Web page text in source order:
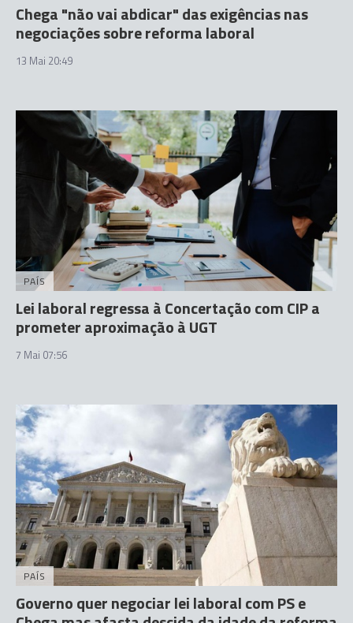
Chega "não vai abdicar" das exigências nas
negociações sobre reforma laboral
13 Mai 20:49
PAÍS
Lei laboral regressa à Concertação com CIP a
prometer aproximação à UGT
7 Mai 07:56
PAÍS
Governo quer negociar lei laboral com PS e